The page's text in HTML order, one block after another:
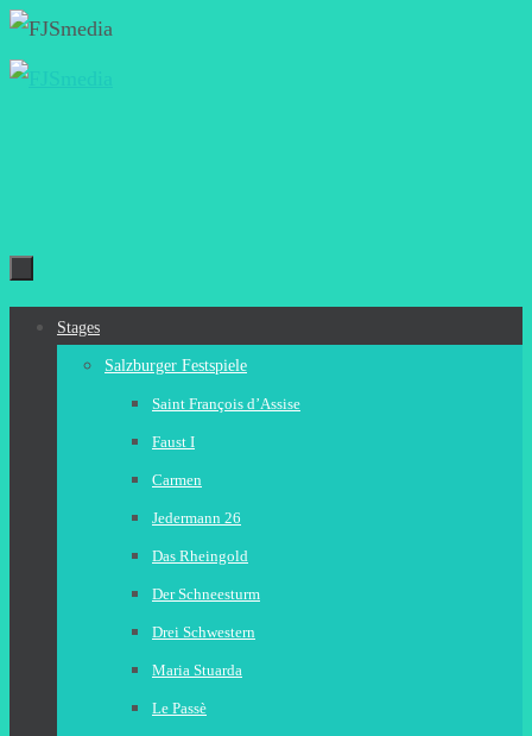
Zum
Inhalt
Zum
Stages
Salzburger Festspiele
Saint François d’Assise
Faust I
Carmen
Jedermann 26
Das Rheingold
Der Schneesturm
Drei Schwestern
Maria Stuarda
Le Passè